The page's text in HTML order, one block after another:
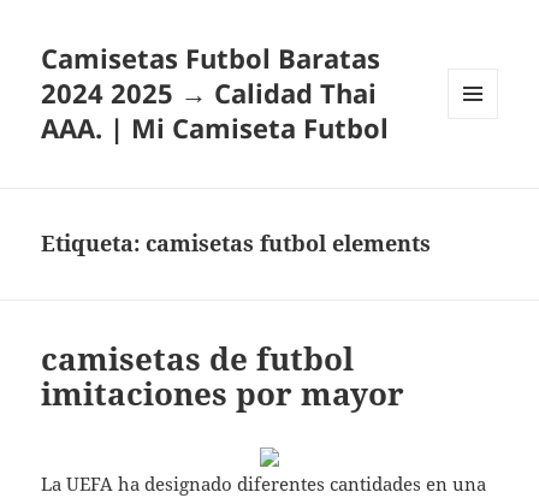
Camisetas Futbol Baratas
2024 2025 → Calidad Thai
AAA. | Mi Camiseta Futbol
Etiqueta:camisetas futbol elements
camisetas de futbol
imitaciones por mayor
La UEFA ha designado diferentes cantidades en una